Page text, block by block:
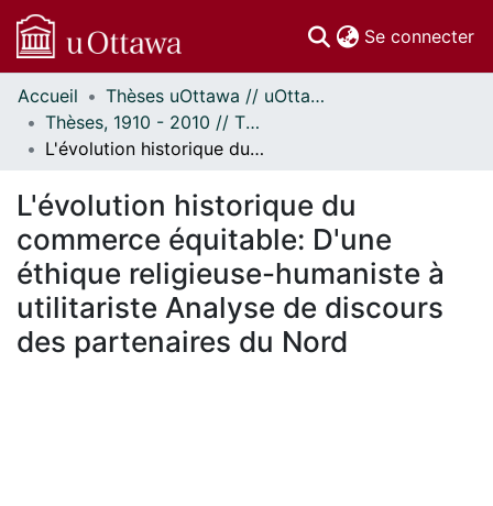
Se connecter
Communautés
et collections
Parcourir
À propos
Accueil
Thèses uOttawa // uOttawa Theses
Thèses, 1910 - 2010 // Theses, 1910 - 2010
L'évolution historique du commerce équitable: D'une éthique religieuse-humaniste à utilitariste Analyse de discours des partenaires du Nord
L'évolution historique du
commerce équitable: D'une
éthique religieuse-humaniste à
utilitariste Analyse de discours
des partenaires du Nord